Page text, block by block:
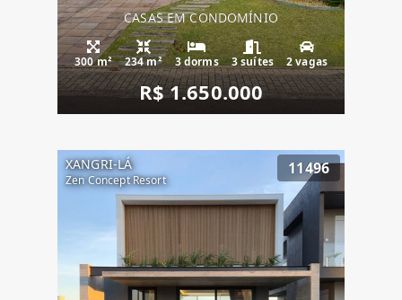
CASAS EM CONDOMÍNIO
300 m² 234 m² 3 dorms 3 suítes 2 vagas
R$ 1.650.000
XANGRI-LÁ
Zen Concept Resort
11496